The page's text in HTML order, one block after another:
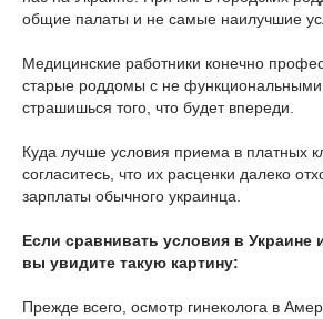
общие палаты и не самые наилучшие
Медицинские работники конечно
старые роддомы с не
страшишься того, что будет впереди.
Куда лучше условия приема в платных
согласитесь, что их расценки далеко
зарплаты обычного украинца.
Если сравнивать условия в
вы увидите такую картину:
Прежде всего, осмотр гинеколога в